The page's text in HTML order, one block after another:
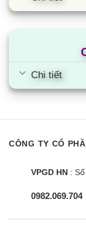
chọn phương thức
Thanh toán
Đặc biệt, nếu bạn
việc khác thì hình
mà chỉ cần trả
đa dạng mẫu
Chi tiết
CÔNG TY CỔ
VPGD HN :
0982.069.704